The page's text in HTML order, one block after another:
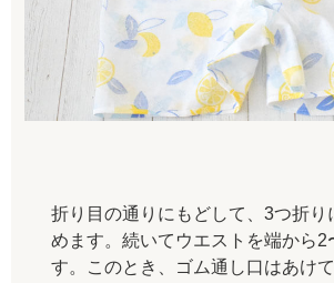
折り目の通りにもどして、3つ折り
めます。続いてウエストを端から2
す。このとき、ゴム通し口はあけ